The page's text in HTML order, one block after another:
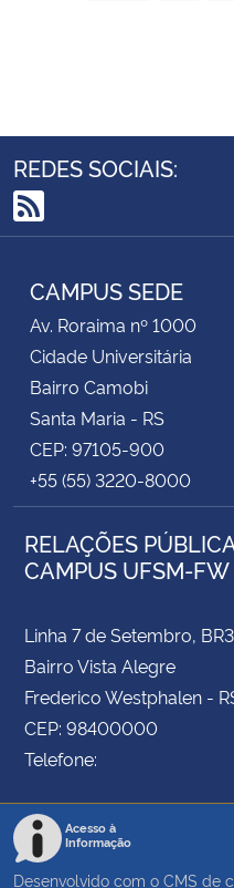
REDES SOCIAIS:
RSS
CAMPUS SEDE
Av. Roraima nº 1000
Cidade Universitária
Bairro Camobi
Santa Maria - RS
CEP: 97105-900
+55 (55) 3220-8000
RELAÇÕES
CAMPUS UFSM-FW
Linha 7 de Setembro,
Bairro Vista Alegre
Frederico Westphalen -
CEP: 98400000
Telefone:
Acesso à
Informação
Desenvolvido com o CMS de